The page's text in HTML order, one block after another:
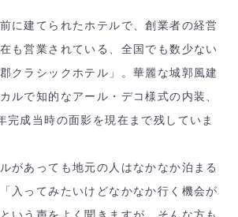
に建てられたホテルで、創業者の経営
も営業されている、全国でも数少ない
クラシックホテル」。華麗な城郭風建
ルで知的なアール・デコ様式の内装、
完成当時の面影を現在まで残していま
があっても地元の人はなかなか泊まる
入ってみたいけどなかなか行く機会が